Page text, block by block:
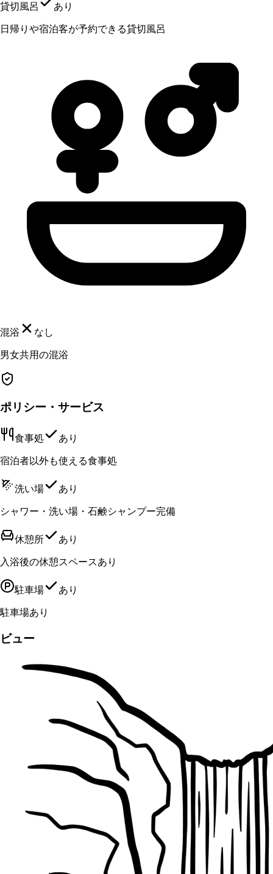
貸切風呂 あり
日帰りや宿泊客が予約できる貸切風呂
混浴 なし
男女共用の混浴
ポリシー・サービス
食事処 あり
宿泊者以外も使える食事処
洗い場 あり
シャワー・洗い場・石鹸シャンプー完備
休憩所 あり
入浴後の休憩スペースあり
駐車場 あり
駐車場あり
ビュー